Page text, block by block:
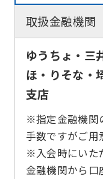
取扱金融機関
ゆうちょ・三
ほ・りそな・
支店
※指定金融機関
手数ですがご用
※入会時にいた
金融機関から口